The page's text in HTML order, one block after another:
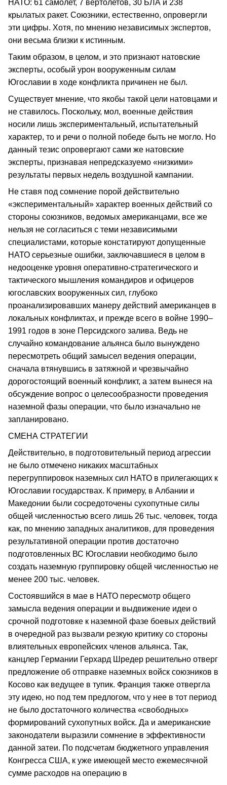
НАТО: 61 самолет, 7 вертолетов, 30 БЛА и 238
крылатых ракет. Союзники, естественно, опровергли
эти цифры. Хотя, по мнению независимых экспертов,
они весьма близки к истинным.
Таким образом, в целом, и это признают натовские
эксперты, особый урон вооруженным силам
Югославии в ходе конфликта причинен не был.
Существует мнение, что якобы такой цели натовцами и
не ставилось. Поскольку, мол, военные действия
носили лишь экспериментальный, испытательный
характер, то и речи о полной победе быть не могло. Но
данный тезис опровергают сами же натовские
эксперты, признавая непредсказуемо «низкими»
результаты первых недель воздушной кампании.
Не ставя под сомнение порой действительно
«экспериментальный» характер военных действий со
стороны союзников, ведомых американцами, все же
нельзя не согласиться с теми независимыми
специалистами, которые констатируют допущенные
НАТО серьезные ошибки, заключавшиеся в целом в
недооценке уровня оперативно-стратегического и
тактического мышления командиров и офицеров
югославских вооруженных сил, глубоко
проанализировавших манеру действий американцев в
локальных конфликтах, и прежде всего в войне 1990–
1991 годов в зоне Персидского залива. Ведь не
случайно командование альянса было вынуждено
пересмотреть общий замысел ведения операции,
сначала втянувшись в затяжной и чрезвычайно
дорогостоящий военный конфликт, а затем вынеся на
обсуждение вопрос о целесообразности проведения
наземной фазы операции, что было изначально не
запланировано.
СМЕНА СТРАТЕГИИ
Действительно, в подготовительный период агрессии
не было отмечено никаких масштабных
перегруппировок наземных сил НАТО в прилегающих к
Югославии государствах. К примеру, в Албании и
Македонии были сосредоточены сухопутные силы
общей численностью всего лишь 26 тыс. человек, тогда
как, по мнению западных аналитиков, для проведения
результативной операции против достаточно
подготовленных ВС Югославии необходимо было
создать наземную группировку общей численностью не
менее 200 тыс. человек.
Состоявшийся в мае в НАТО пересмотр общего
замысла ведения операции и выдвижение идеи о
срочной подготовке к наземной фазе боевых действий
в очередной раз вызвали резкую критику со стороны
влиятельных европейских членов альянса. Так,
канцлер Германии Герхард Шредер решительно отверг
предложение об отправке наземных войск союзников в
Косово как ведущее в тупик. Франция также отвергла
эту идею, но под тем предлогом, что у нее в тот период
не было достаточного количества «свободных»
формирований сухопутных войск. Да и американские
законодатели выразили сомнение в эффективности
данной затеи. По подсчетам бюджетного управления
Конгресса США, к уже имеющей место ежемесячной
сумме расходов на операцию в